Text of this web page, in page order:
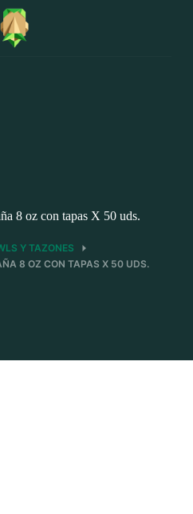
8 oz con tapas X 50 uds.
Y TAZONES
8 OZ CON TAPAS X 50 UDS.